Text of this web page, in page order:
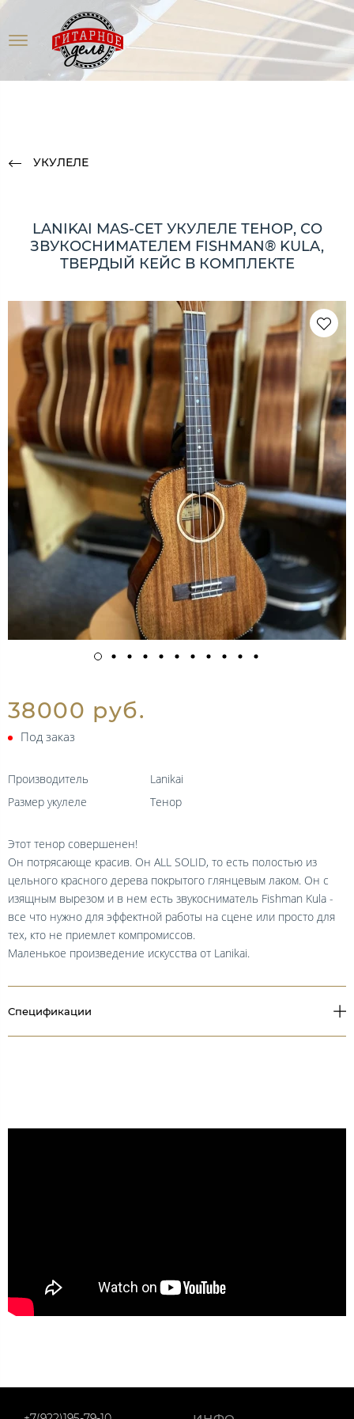
УКУЛЕЛЕ
LANIKAI MAS-CET УКУЛЕЛЕ ТЕНОР, СО
ЗВУКОСНИМАТЕЛЕМ FISHMAN® KULA,
ТВЕРДЫЙ КЕЙС В КОМПЛЕКТЕ
38000 руб.
Под заказ
Производитель
Lanikai
Размер укулеле
Тенор
Этот тенор совершенен!
Он потрясающе красив. Он ALL SOLID, то есть полостью из
цельного красного дерева покрытого глянцевым лаком. Он с
изящным вырезом и в нем есть звукосниматель Fishman Kula -
все что нужно для эффектной работы на сцене или просто для
тех, кто не приемлет компромиссов.
Маленькое произведение искусства от Lanikai.
Спецификации